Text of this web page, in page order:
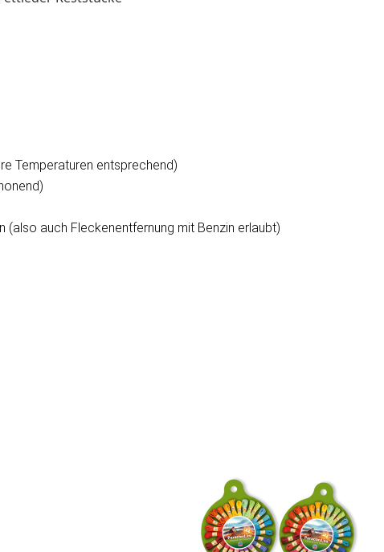
Temperaturen entsprechend)
(also auch Fleckenentfernung mit Benzin erlaubt)